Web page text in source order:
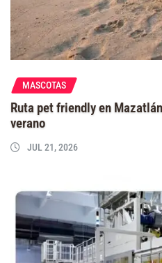
MASCOTAS
Ruta pet friendly en
verano
JUL 21, 2026